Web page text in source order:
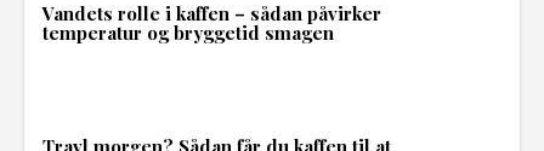
Vandets rolle i kaffen – sådan påvirker
temperatur og bryggetid smagen
Travl morgen? Sådan får du kaffen til at